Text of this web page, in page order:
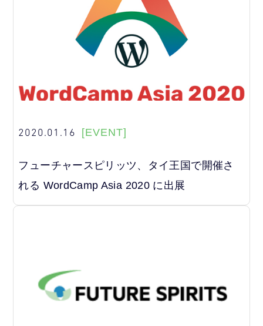
2020.01.16 [EVENT]
フューチャースピリッツ、タイ王国で開催さ
れる WordCamp Asia 2020 に出展